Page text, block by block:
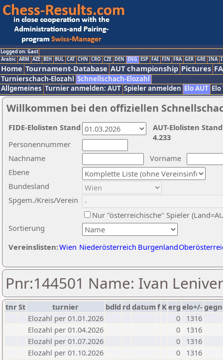
Logged on: Gast
Arabic ARM AZE BIH BUL CAT CHN CRO CZE DEN ENG ESP FAI FIN FRA GER GRE INA
Home Tournament-Database AUT championship Pictures
Turnierschach-Elozahl Schnellschach-Elozahl
Allgemeines Turnier anmelden: AUT Spieler anmelden Elo AUT
Willkommen bei den offiziellen
Nachname
Vorname
Ebene
Sortierung
Personennummer
Bundesland
Spgem./Kreis/Verein
Nur "österreichische" Spieler
Vereinslisten:Wien Niederösterreich Burgenland
AUT-Elolisten
4.233
FIDE-Elolisten Stand
Pnr:144501 Name: Ivan
tnrSt turnier bdld rd datumf Kerg elo+/-
Elozahl per 01.01.2026
0
1316
Elozahl per 01.04.2026
0
1316
Elozahl per 01.07.2026
0
1316
Elozahl per 01.10.2026
0 1316